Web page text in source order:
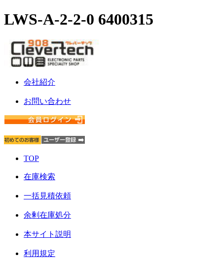
LWS-A-2-2-0 6400315
会社紹介
お問い合わせ
TOP
在庫検索
一括見積依頼
余剰在庫処分
本サイト説明
利用規定